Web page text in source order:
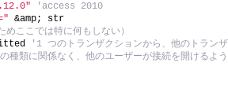
'access 2010
&amp; str
ここでは特に何もしない）
'1 つのトランザクションから、他のトラン
種類に関係なく、他のユーザーが接続を開けるよ